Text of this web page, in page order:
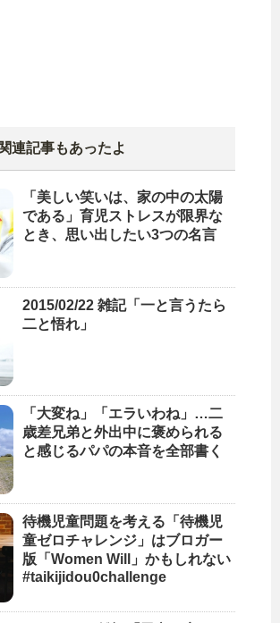
連記事もあったよ
「美しい笑いは、家の中の太陽
である」育児ストレスが限界な
とき、思い出したい3つの名言
2015/02/22 雑記「一と言うたら
二と悟れ」
「大変ね」「エラいわね」…二
歳差兄弟と外出中に褒められる
と感じるパパの本音を全部書く
待機児童問題を考える「待機児
童ゼロチャレンジ」はブロガー
版「Women Will」かもしれない
#taikijidou0challenge